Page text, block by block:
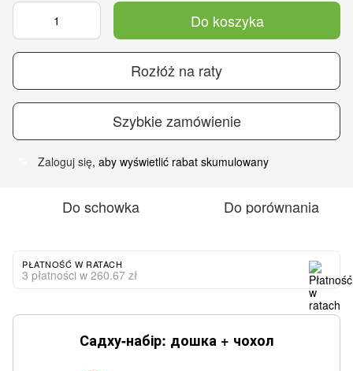
Do koszyka
Rozłóż na raty
Szybkie zamówienie
Zaloguj się, aby wyświetlić rabat skumulowany
Do schowka Do porównania
PŁATNOŚĆ W RATACH
3 płatności w 260.67 zł
Садху-набір: дошка + чохол